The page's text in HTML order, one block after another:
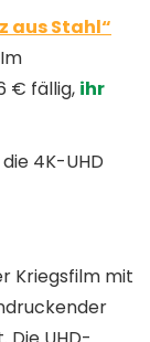
aus Stahl“
€ fällig, ihr
4K-UHD
Kriegsfilm mit